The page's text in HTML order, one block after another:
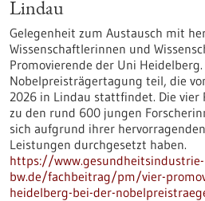
Lindau
Gelegenheit zum Austausch mit
Wissenschaftlerinnen und
Promovierende der Uni
Nobelpreisträgertagung teil, die
2026 in Lindau stattfindet. Die vier
zu den rund 600 jungen
sich aufgrund ihrer
Leistungen durchgesetzt haben.
https://www.gesundheitsindustrie-
bw.de/fachbeitrag/pm/vier-
heidelberg-bei-der-